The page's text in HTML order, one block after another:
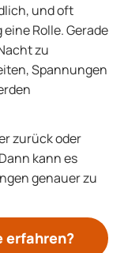
und oft
Rolle. Gerade
zu
Spannungen
zurück oder
kann es
genauer zu
erfahren?